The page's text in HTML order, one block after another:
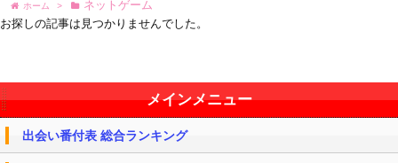
ホーム >
ネットゲーム
お探しの記事は見つかりませんでした。
メインメニュー
出会い番付表 総合ランキング